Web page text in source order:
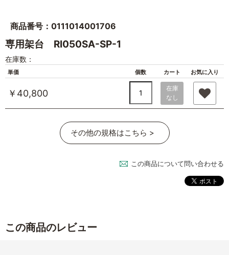
商品番号：0111014001706
専用架台 RI050SA-SP-1
在庫数：
単価 個数 カート お気に入り
￥40,800
在庫
なし
その他の規格はこちら >
この商品について問い合わせる
この商品のレビュー